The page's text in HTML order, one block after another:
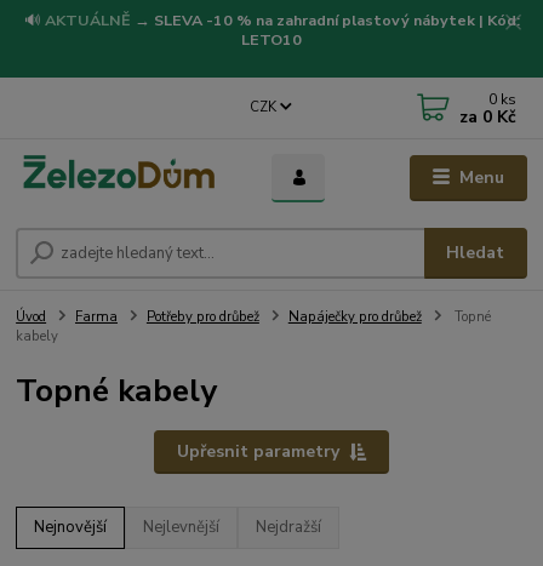
🔊 AKTUÁLNĚ → SLEVA -10 % na zahradní plastový nábytek | Kód:
LETO10
Menu
CZK
Hledat
0 ks
za 0 Kč
Úvod Farma Potřeby pro drůbež Napáječky pro drůbež
Topné
kabely
Topné kabely
Upřesnit parametry
Nejnovější Nejlevnější Nejdražší